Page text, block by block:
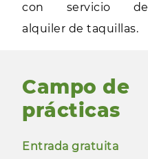
con servicio de
alquiler de taquillas.
Campo de
prácticas
Entrada gratuita